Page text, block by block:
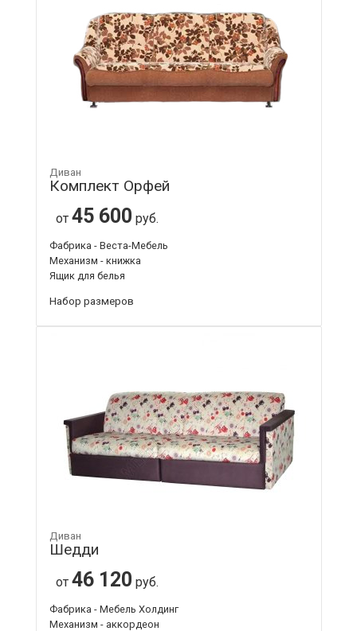
Диван
Комплект Орфей
от 45 600 руб.
Фабрика - Веста-Мебель
Механизм - книжка
Ящик для белья
Набор размеров
Диван
Шедди
от 46 120 руб.
Фабрика - Мебель Холдинг
Механизм - аккордеон